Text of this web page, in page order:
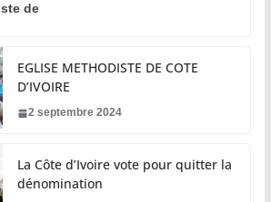
de
EGLISE METHODISTE DE COTE
D’IVOIRE
2 septembre 2024
La Côte d’Ivoire vote pour quitter la
dénomination